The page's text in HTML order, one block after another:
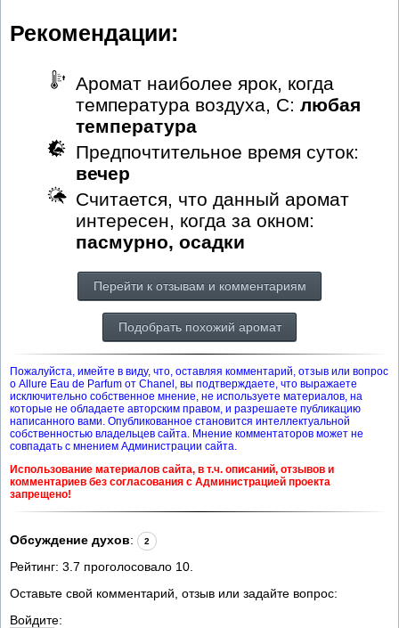
Рекомендации:
Аромат наиболее ярок, когда
температура воздуха, С: любая
температура
Предпочтительное время суток:
вечер
Считается, что данный аромат
интересен, когда за окном:
пасмурно, осадки
Перейти к отзывам и комментариям
Подобрать похожий аромат
Пожалуйста, имейте в виду, что, оставляя комментарий, отзыв или вопрос
о Allure Eau de Parfum от Chanel, вы подтверждаете, что выражаете
исключительно собственное мнение, не используете материалов, на
которые не обладаете авторским правом, и разрешаете публикацию
написанного вами. Опубликованное становится интеллектуальной
собственностью владельцев сайта. Мнение комментаторов может не
совпадать с мнением Администрации сайта.
Использование материалов сайта, в т.ч. описаний, отзывов и
комментариев без согласования с Администрацией проекта
запрещено!
Обсуждение духов: 2
Рейтинг: 3.7 проголосовало 10
Оставьте свой комментарий, отзыв или задайте вопрос:
Войдите: